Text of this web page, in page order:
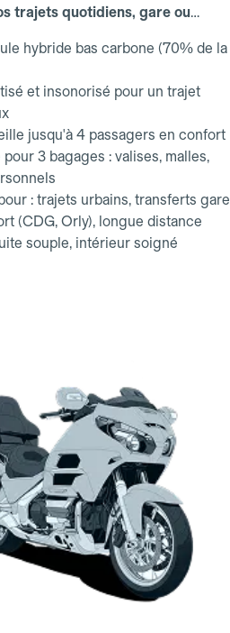
trajets quotidiens, gare ou
hybride bas carbone (70% de la
et insonorisé pour un trajet
jusqu'à 4 passagers en confort
pour 3 bagages : valises, malles,
: trajets urbains, transferts gare
(CDG, Orly), longue distance
souple, intérieur soigné